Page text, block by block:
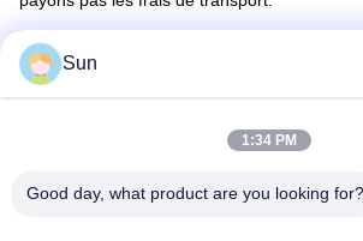
Q : Quelles sont vos conditions de paiement ?
A : Paiement<=3000USD, 100% à
50% T/T à l'avance, solde avant expédition.
Étiquettes:
Sun
1:34 PM
Good day, what product are you looking for?